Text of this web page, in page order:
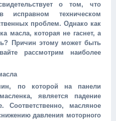
о том, что
исправном техническом
проблем. Однако как
масла, которая не гаснет, а
Причин этому может быть
рассмотрим наиболее
по которой на панели
является падение
Соответственно, масляное
давления моторного